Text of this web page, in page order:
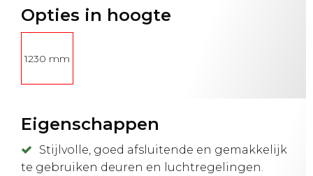
Opties in hoogte
1230 mm
Eigenschappen
Stijlvolle, goed afsluitende en gemakkelijk
te gebruiken deuren en luchtregelingen.